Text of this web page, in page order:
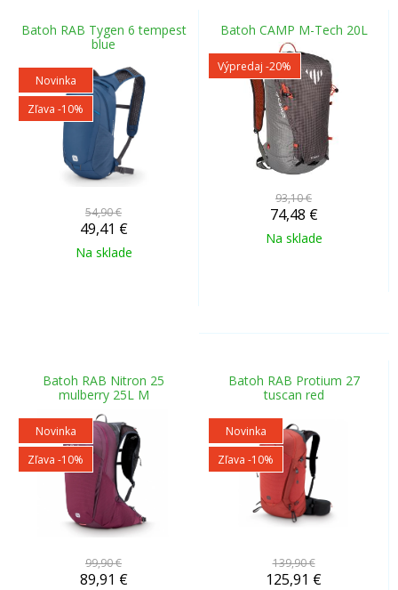
Batoh RAB Tygen 6 tempest
blue
Novinka
Zľava -10%
54,90 €
49,41 €
Na sklade
Batoh CAMP M-Tech 20L
Výpredaj -20%
93,10 €
74,48 €
Na sklade
Batoh RAB Nitron 25
mulberry 25L M
Novinka
Zľava -10%
99,90 €
89,91 €
Batoh RAB Protium 27
tuscan red
Novinka
Zľava -10%
139,90 €
125,91 €